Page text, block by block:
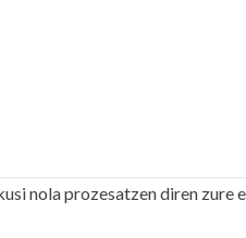
nola prozesatzen diren zure